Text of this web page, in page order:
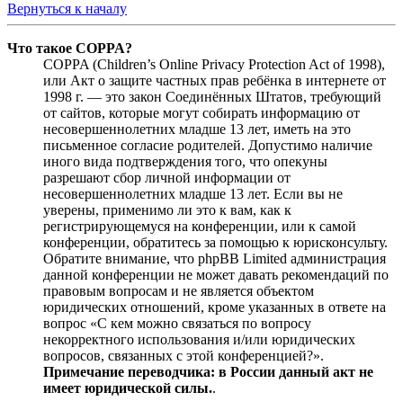
Вернуться к началу
Что такое COPPA?
COPPA (Children’s Online Privacy Protection Act of 1998),
или Акт о защите частных прав ребёнка в интернете от
1998 г. — это закон Соединённых Штатов, требующий
от сайтов, которые могут собирать информацию от
несовершеннолетних младше 13 лет, иметь на это
письменное согласие родителей. Допустимо наличие
иного вида подтверждения того, что опекуны
разрешают сбор личной информации от
несовершеннолетних младше 13 лет. Если вы не
уверены, применимо ли это к вам, как к
регистрирующемуся на конференции, или к самой
конференции, обратитесь за помощью к юрисконсульту.
Обратите внимание, что phpBB Limited администрация
данной конференции не может давать рекомендаций по
правовым вопросам и не является объектом
юридических отношений, кроме указанных в ответе на
вопрос «С кем можно связаться по вопросу
некорректного использования и/или юридических
вопросов, связанных с этой конференцией?».
Примечание переводчика: в России данный акт не
имеет юридической силы..